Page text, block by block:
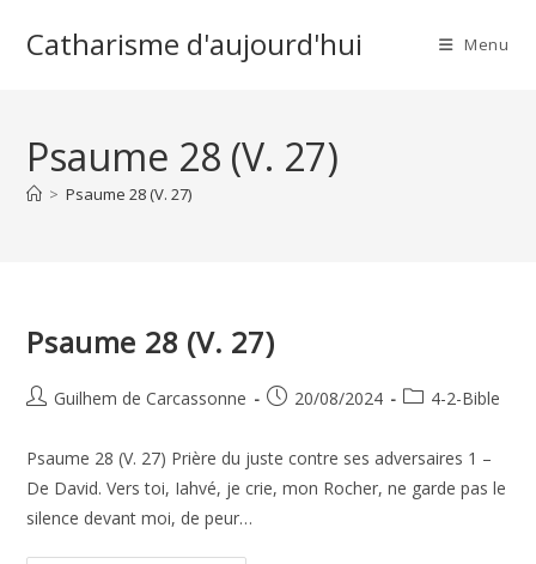
Catharisme d'aujourd'hui Menu
Psaume 28 (V. 27)
> Psaume 28 (V. 27)
Psaume 28 (V. 27)
Auteur/autrice
la
publication :
Guilhem de Carcassonne
Publication
20/08/2024
Post4-2-Bible
Psaume 28 (V. 27) Prière du juste contre ses adversaires 1 –
De David. Vers toi, Iahvé, je crie, mon Rocher, ne garde pas le
silence devant moi, de peur…